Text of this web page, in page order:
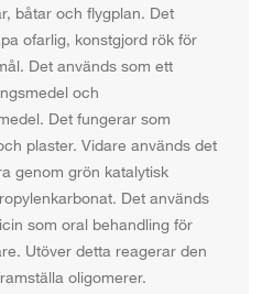
båtar och flygplan. Det
ofarlig, konstgjord rök för
Det används som ett
och
Det fungerar som
plaster. Vidare används det
genom grön katalytisk
Det används
som oral behandling för
Utöver detta reagerar den
oligomerer.